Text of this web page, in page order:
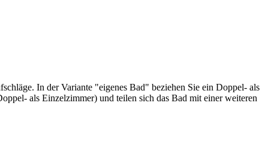
In der Variante "eigenes Bad" beziehen Sie ein Doppel- als
als Einzelzimmer) und teilen sich das Bad mit einer weiteren